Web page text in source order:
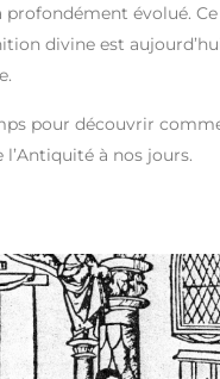
profondément évolué.
divine est
pour découvrir
à nos jours.